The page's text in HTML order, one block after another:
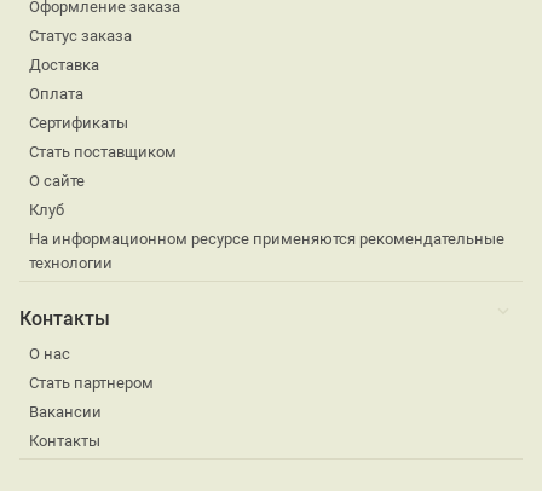
Оформление заказа
Статус заказа
Доставка
Оплата
Сертификаты
Стать поставщиком
О сайте
Клуб
На информационном ресурсе применяются рекомендательные
технологии
Контакты
О нас
Стать партнером
Вакансии
Контакты